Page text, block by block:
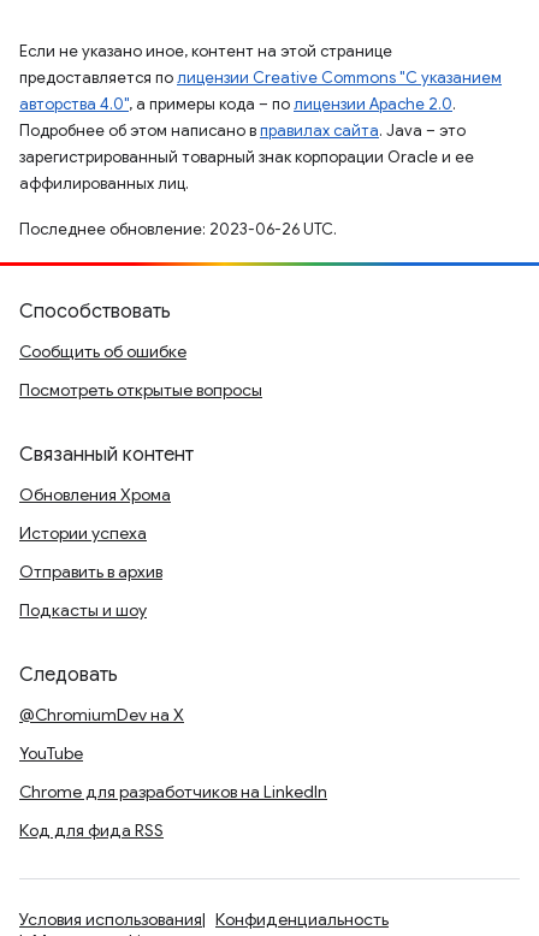
Если не указано иное, контент на этой странице
предоставляется полицензии Creative Commons "С указанием
авторства 4.0", а примеры кода – полицензии Apache 2.0.
Подробнее об этом написано вправилах сайта. Java – это
зарегистрированный товарный знак корпорации Oracle и ее
аффилированных лиц.
Последнее обновление: 2023-06-26 UTC.
Способствовать
Сообщить об ошибке
Посмотреть открытые вопросы
Связанный контент
Обновления Хрома
Истории успеха
Отправить в архив
Подкасты и шоу
Следовать
@ChromiumDev на X
YouTube
Chrome для разработчиков на LinkedIn
Код для фида RSS
Условия использования
Конфиденциальность